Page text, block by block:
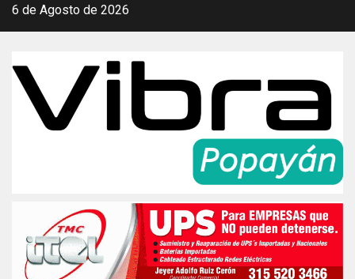
Saltar
6 de Agosto de 2026